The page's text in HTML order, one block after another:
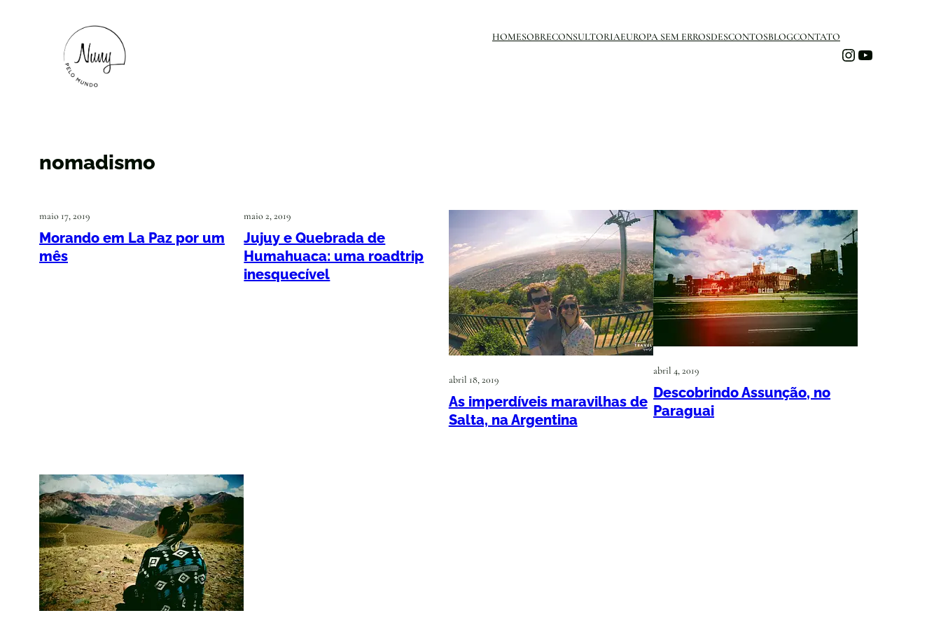
HOMESOBRECONSULTORIAEUROPA SEM ERROSDESCONTOSBLOGCONTATO
Instagram
Youtube
nomadismo
maio 17, 2019
Morando em La Paz por um
mês
maio 2, 2019
Jujuy e Quebrada de
Humahuaca: uma roadtrip
inesquecível
abril 18, 2019
As imperdíveis maravilhas de
Salta, na Argentina
abril 4, 2019
Descobrindo Assunção, no
Paraguai